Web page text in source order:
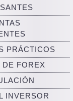
PRÁCTICOS
DE FOREX
INVERSOR